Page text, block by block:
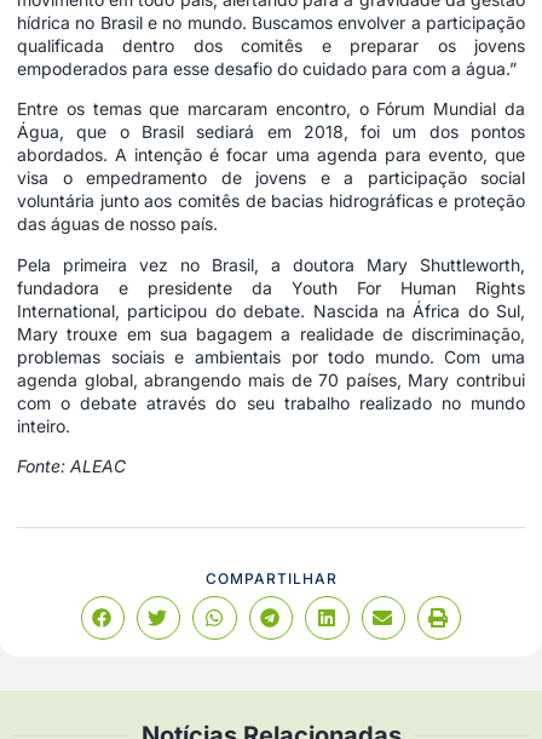
hídrica no Brasil e no mundo. Buscamos envolver a participação
qualificada dentro dos comitês e preparar os jovens
empoderados para esse desafio do cuidado para com a água.”
Entre os temas que marcaram encontro, o Fórum Mundial da
Água, que o Brasil sediará em 2018, foi um dos pontos
abordados. A intenção é focar uma agenda para evento, que
visa o empedramento de jovens e a participação social
voluntária junto aos comitês de bacias hidrográficas e proteção
das águas de nosso país.
Pela primeira vez no Brasil, a doutora Mary Shuttleworth,
fundadora e presidente da Youth For Human Rights
International, participou do debate. Nascida na África do Sul,
Mary trouxe em sua bagagem a realidade de discriminação,
problemas sociais e ambientais por todo mundo. Com uma
agenda global, abrangendo mais de 70 países, Mary contribui
com o debate através do seu trabalho realizado no mundo
inteiro.
Fonte: ALEAC
COMPARTILHAR